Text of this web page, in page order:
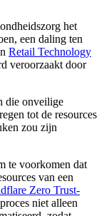
het
een daling ten
Retail Technology
veroorzaakt door
die onveilige
tot de resources
zou zijn
te voorkomen dat
van een
Zero Trust-
niet alleen